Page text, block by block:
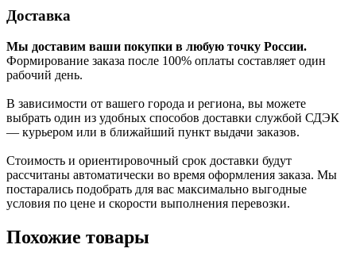
Доставка
Мы доставим ваши покупки в любую точку России.
Формирование заказа после 100% оплаты составляет один
рабочий день.
В зависимости от вашего города и региона, вы можете
выбрать один из удобных способов доставки службой СДЭК
— курьером или в ближайший пункт выдачи заказов.
Стоимость и ориентировочный срок доставки будут
рассчитаны автоматически во время оформления заказа. Мы
постарались подобрать для вас максимально выгодные
условия по цене и скорости выполнения перевозки.
Похожие товары